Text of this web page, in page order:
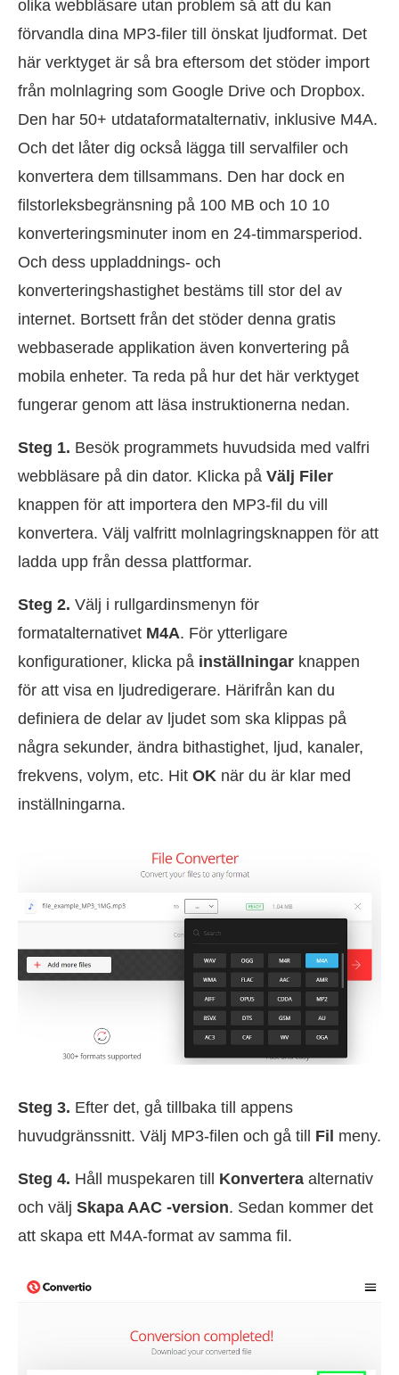
olika webbläsare utan problem så att du kan
förvandla dina MP3-filer till önskat ljudformat. Det
här verktyget är så bra eftersom det stöder import
från molnlagring som Google Drive och Dropbox.
Den har 50+ utdataformatalternativ, inklusive M4A.
Och det låter dig också lägga till servalfiler och
konvertera dem tillsammans. Den har dock en
filstorleksbegränsning på 100 MB och 10 10
konverteringsminuter inom en 24-timmarsperiod.
Och dess uppladdnings- och
konverteringshastighet bestäms till stor del av
internet. Bortsett från det stöder denna gratis
webbaserade applikation även konvertering på
mobila enheter. Ta reda på hur det här verktyget
fungerar genom att läsa instruktionerna nedan.
Steg 1. Besök programmets huvudsida med valfri
webbläsare på din dator. Klicka på Välj Filer
knappen för att importera den MP3-fil du vill
konvertera. Välj valfritt molnlagringsknappen för att
ladda upp från dessa plattformar.
Steg 2. Välj i rullgardinsmenyn för
formatalternativet M4A. För ytterligare
konfigurationer, klicka på inställningar knappen
för att visa en ljudredigerare. Härifrån kan du
definiera de delar av ljudet som ska klippas på
några sekunder, ändra bithastighet, ljud, kanaler,
frekvens, volym, etc. Hit OK när du är klar med
inställningarna.
Steg 3. Efter det, gå tillbaka till appens
huvudgränssnitt. Välj MP3-filen och gå till Fil meny.
Steg 4. Håll muspekaren till Konvertera alternativ
och välj Skapa AAC -version. Sedan kommer det
att skapa ett M4A-format av samma fil.